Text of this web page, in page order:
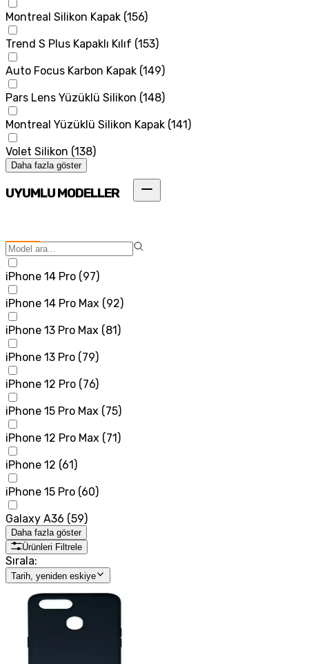
Montreal Silikon Kapak (156)
Trend S Plus Kapaklı Kılıf (153)
Auto Focus Karbon Kapak (149)
Pars Lens Yüzüklü Silikon (148)
Montreal Yüzüklü Silikon Kapak (141)
Volet Silikon (138)
Daha fazla göster
UYUMLU MODELLER
iPhone 14 Pro (97)
iPhone 14 Pro Max (92)
iPhone 13 Pro Max (81 )
iPhone 13 Pro (79)
iPhone 12 Pro (76)
iPhone 15 Pro Max (75)
iPhone 12 Pro Max (71 )
iPhone 12 (61 )
iPhone 15 Pro (60)
Galaxy A36 (59)
Daha fazla göster
Ürünleri Filtrele
Sırala:
Tarih, yeniden eskiye